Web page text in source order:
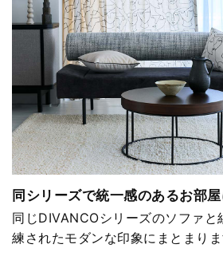
同シリーズで統一感のあるお部
同じDIVANCOシリーズのソファと
練されたモダンな印象にまとまりま